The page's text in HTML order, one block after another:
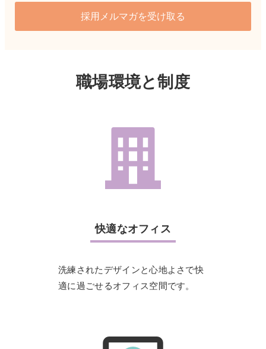
採用メルマガを受け取る
職場環境と制度
快適なオフィス
洗練されたデザインと心地よさで快
適に過ごせるオフィス空間です。